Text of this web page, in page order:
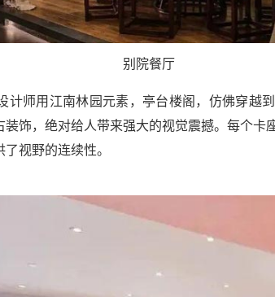
别院餐厅
计师用江南林园元素，亭台楼阁，仿佛穿越
饰，绝对给人带来强大的视觉震撼。每个卡
视野的连续性。